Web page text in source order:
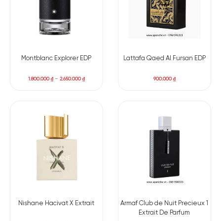
Montblanc Explorer EDP
1.800.000₫– 2.650.000₫
Lattafa Qaed Al Fursan EDP
900.000₫
Nishane Hacivat X Extrait
Armaf Club de Nuit Precieux 1
Extrait De Parfum